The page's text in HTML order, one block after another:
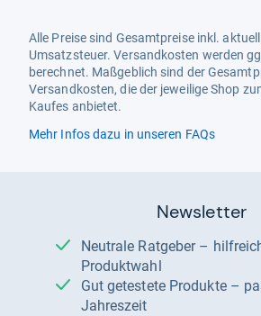
Alle Preise sind Gesamtpreise inkl.
Umsatzsteuer. Versandkosten werden
berechnet. Maßgeblich sind der
Versandkosten, die der jeweilige Shop
Kaufes anbietet.
Mehr Infos dazu in unseren FAQs
Newsletter
Neutrale Ratgeber – hilfreich für Ihre
Produktwahl
Gut getestete Produkte – passend zur
Jahreszeit